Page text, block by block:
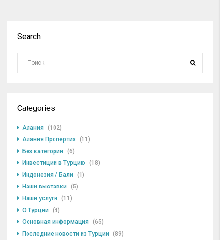
Search
Categories
Алания
(102)
Алания Пропертиз
(11)
Без категории
(6)
Инвестиции в Турцию
(18)
Индонезия / Бали
(1)
Наши выставки
(5)
Наши услуги
(11)
О Турции
(4)
Основная информация
(65)
Последние новости из Турции
(89)